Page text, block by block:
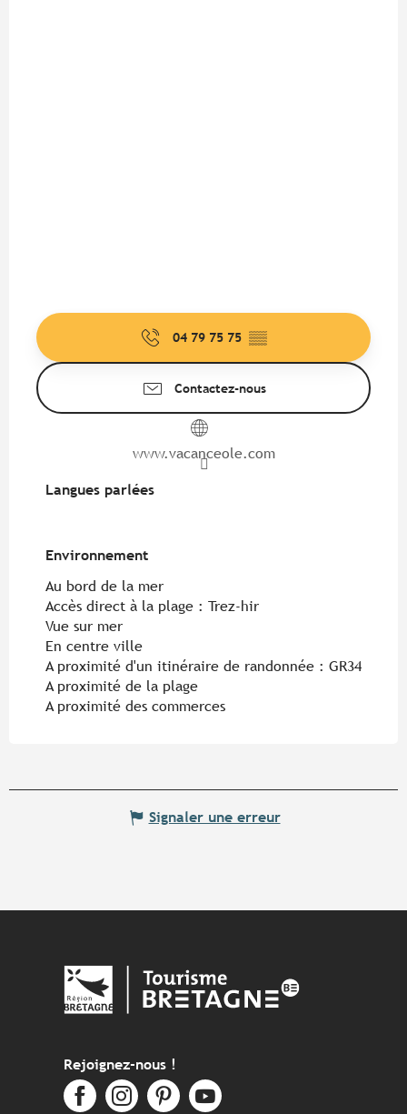
04 79 75 75 ▒▒
Contactez-nous
www.vacanceole.com
Langues parlées
Langues parlées
Environnement
Environnement
Au bord de la mer
Accès direct à la plage : Trez-hir
Vue sur mer
En centre ville
A proximité d'un itinéraire de randonnée : GR34
A proximité de la plage
A proximité des commerces
Signaler une erreur
Rejoignez-nous !